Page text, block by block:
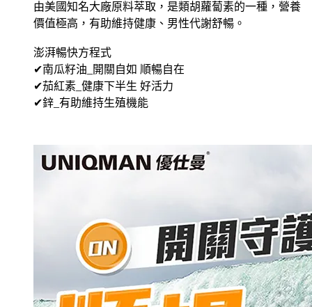
由美國知名大廠原料萃取，是類胡蘿蔔素的一種，營養
價值極高，有助維持健康、男性代謝舒暢。
澎湃暢快方程式
✔南瓜籽油_開關自如 順暢自在
✔茄紅素_健康下半生 好活力
✔鋅_有助維持生殖機能